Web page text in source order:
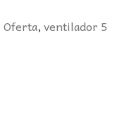
Oferta,ventilador 5